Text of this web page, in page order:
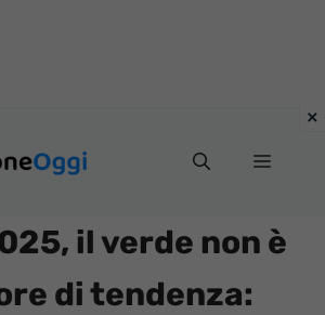
Menu
il verde non è
di tendenza: